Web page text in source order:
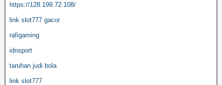
https://128.199.72.108/
link slot777 gacor
rafigaming
idnsport
taruhan judi bola
link slot777